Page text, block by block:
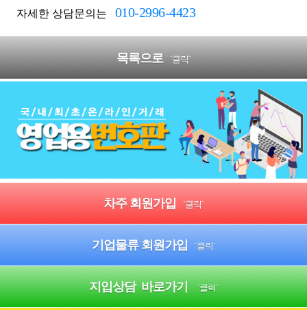
자세한 상담문의는 010-2996-4423
목록으로 `클릭`
차주 회원가입 `클릭`
기업물류 회원가입 `클릭`
지입상담 바로가기 `클릭`